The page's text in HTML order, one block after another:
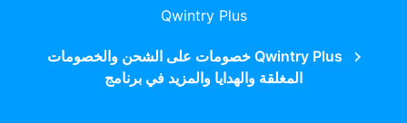
Qwintry Plus
Qwintry Plus خصومات على الشحن والخصومات
المغلقة والهدايا والمزيد في برنامج